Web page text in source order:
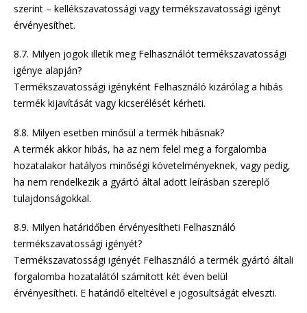
szerint – kellékszavatossági vagy termékszavatossági igényt
érvényesíthet.
8.7. Milyen jogok illetik meg Felhasználót termékszavatossági
igénye alapján?
Termékszavatossági igényként Felhasználó kizárólag a hibás
termék kijavítását vagy kicserélését kérheti.
8.8. Milyen esetben minősül a termék hibásnak?
A termék akkor hibás, ha az nem felel meg a forgalomba
hozatalakor hatályos minőségi követelményeknek, vagy pedig,
ha nem rendelkezik a gyártó által adott leírásban szereplő
tulajdonságokkal.
8.9. Milyen határidőben érvényesítheti Felhasználó
termékszavatossági igényét?
Termékszavatossági igényét Felhasználó a termék gyártó általi
forgalomba hozatalától számított két éven belül
érvényesítheti. E határidő elteltével e jogosultságát elveszti.